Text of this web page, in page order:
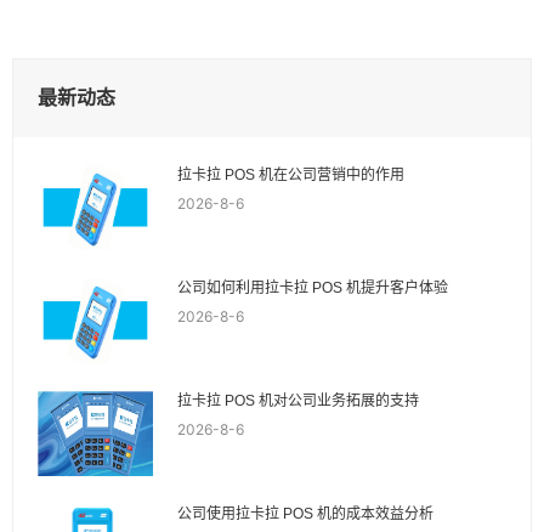
最新动态
拉卡拉 POS 机在公司营销中的作用
2026-8-6
公司如何利用拉卡拉 POS 机提升客户体验
2026-8-6
拉卡拉 POS 机对公司业务拓展的支持
2026-8-6
公司使用拉卡拉 POS 机的成本效益分析